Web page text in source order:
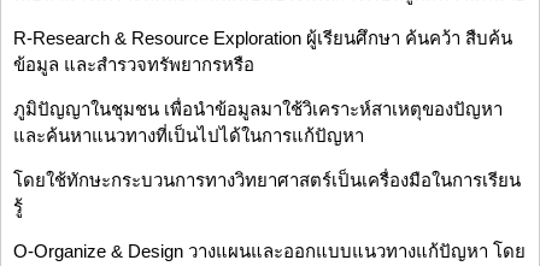
R-Research & Resource Exploration ผู้เรียนศึกษา ค้นคว้า สืบค้น
ข้อมูล และสำรวจทรัพยากรหรือ
ภูมิปัญญาในชุมชน เพื่อนำข้อมูลมาใช้วิเคราะห์สาเหตุของปัญหา
และค้นหาแนวทางที่เป็นไปได้ในการแก้ปัญหา
โดยใช้ทักษะกระบวนการทางวิทยาศาสตร์เป็นเครื่องมือในการเรียน
รู้
O-Organize & Design วางแผนและออกแบบแนวทางแก้ปัญหา โดย